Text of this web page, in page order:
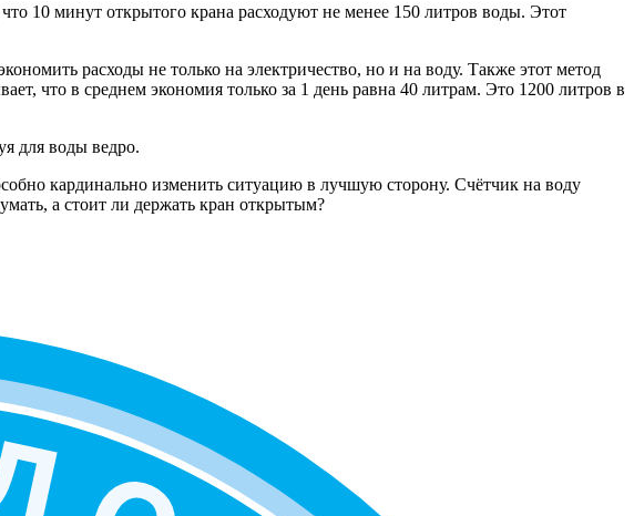
10 минут открытого крана расходуют не менее 150 литров воды. Этот
расходы не только на электричество, но и на воду. Также этот метод
что в среднем экономия только за 1 день равна 40 литрам. Это 1200 литров в
для воды ведро.
кардинально изменить ситуацию в лучшую сторону. Счётчик на воду
а стоит ли держать кран открытым?